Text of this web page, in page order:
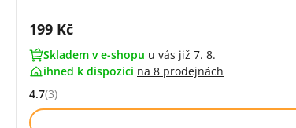
Cena s DPH:
199 Kč
Skladem v e-shopu u vás již 7. 8.
ihned k dispozici na 8 prodejnách
Hodnocení: 4.7 z 5 (3 recenzí)
4.7(3)